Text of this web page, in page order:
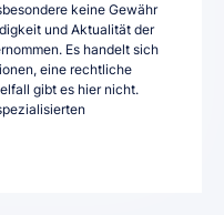
keine Gewähr
und Aktualität der
Es handelt sich
eine rechtliche
gibt es hier nicht.